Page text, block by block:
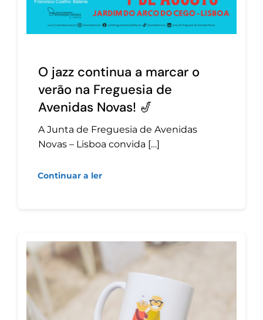
O jazz continua a marcar o
verão na Freguesia de
Avenidas Novas! 🎷
A Junta de Freguesia de Avenidas
Novas – Lisboa convida […]
Continuar a ler